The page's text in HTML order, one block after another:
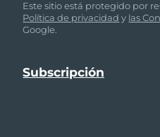
Este sitio está protegido por
Política de privacidad y las
Google.